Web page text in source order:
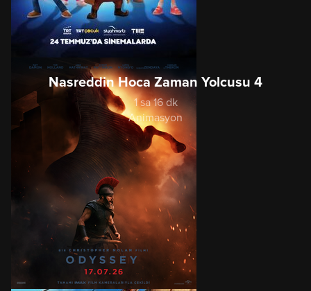
Nasreddin Hoca Zaman Yolcusu 4
1 sa 16 dk
Animasyon